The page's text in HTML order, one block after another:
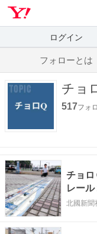
ログイン
フォローとは
チョ
517フォ
チョ
レー
北國新聞